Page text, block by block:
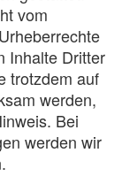
vom
Inhalte Dritter
trotzdem auf
werden,
Bei
werden wir